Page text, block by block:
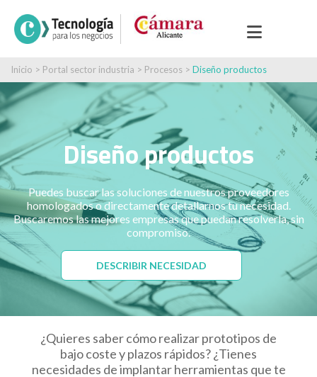
Inicio > Portal sector industria > Procesos > Diseño productos
Diseño productos
Puedes buscar las soluciones de nuestros proveedores
homologados o directamente detallarnos tu necesidad.
Buscaremos las mejores empresas que puedan resolverla, sin
compromiso.
DESCRIBIR NECESIDAD
¿Quieres saber cómo realizar prototipos de
bajo coste y plazos rápidos? ¿Tienes
necesidades de implantar herramientas que te